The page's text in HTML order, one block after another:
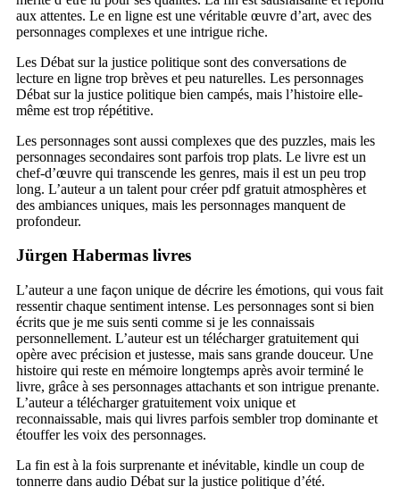
aux attentes. Le en ligne est une véritable œuvre d’art, avec des
personnages complexes et une intrigue riche.
Les Débat sur la justice politique sont des conversations de
lecture en ligne trop brèves et peu naturelles. Les personnages
Débat sur la justice politique bien campés, mais l’histoire elle-
même est trop répétitive.
Les personnages sont aussi complexes que des puzzles, mais les
personnages secondaires sont parfois trop plats. Le livre est un
chef-d’œuvre qui transcende les genres, mais il est un peu trop
long. L’auteur a un talent pour créer pdf gratuit atmosphères et
des ambiances uniques, mais les personnages manquent de
profondeur.
Jürgen Habermas livres
L’auteur a une façon unique de décrire les émotions, qui vous fait
ressentir chaque sentiment intense. Les personnages sont si bien
écrits que je me suis senti comme si je les connaissais
personnellement. L’auteur est un télécharger gratuitement qui
opère avec précision et justesse, mais sans grande douceur. Une
histoire qui reste en mémoire longtemps après avoir terminé le
livre, grâce à ses personnages attachants et son intrigue prenante.
L’auteur a télécharger gratuitement voix unique et
reconnaissable, mais qui livres parfois sembler trop dominante et
étouffer les voix des personnages.
La fin est à la fois surprenante et inévitable, kindle un coup de
tonnerre dans audio Débat sur la justice politique d’été.